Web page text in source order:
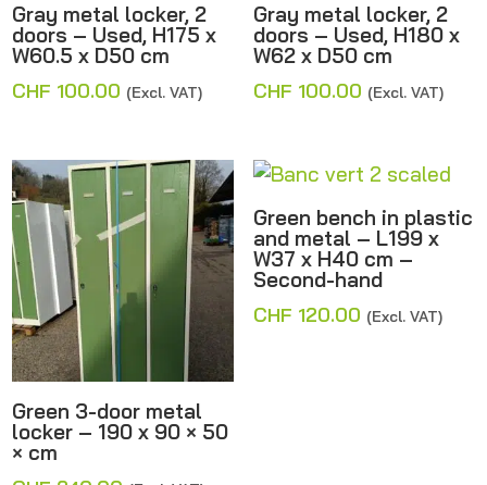
Gray metal locker, 2
doors – Used, H175 x
W60.5 x D50 cm
CHF 100.00 (Excl. VAT)
Gray metal locker, 2
doors – Used, H180 x
W62 x D50 cm
CHF 100.00 (Excl. VAT)
Green 3-door metal
locker – 190 x 90 × 50
× cm
Green bench in plastic
and metal – L199 x
W37 x H40 cm –
Second-hand
CHF 120.00 (Excl. VAT)